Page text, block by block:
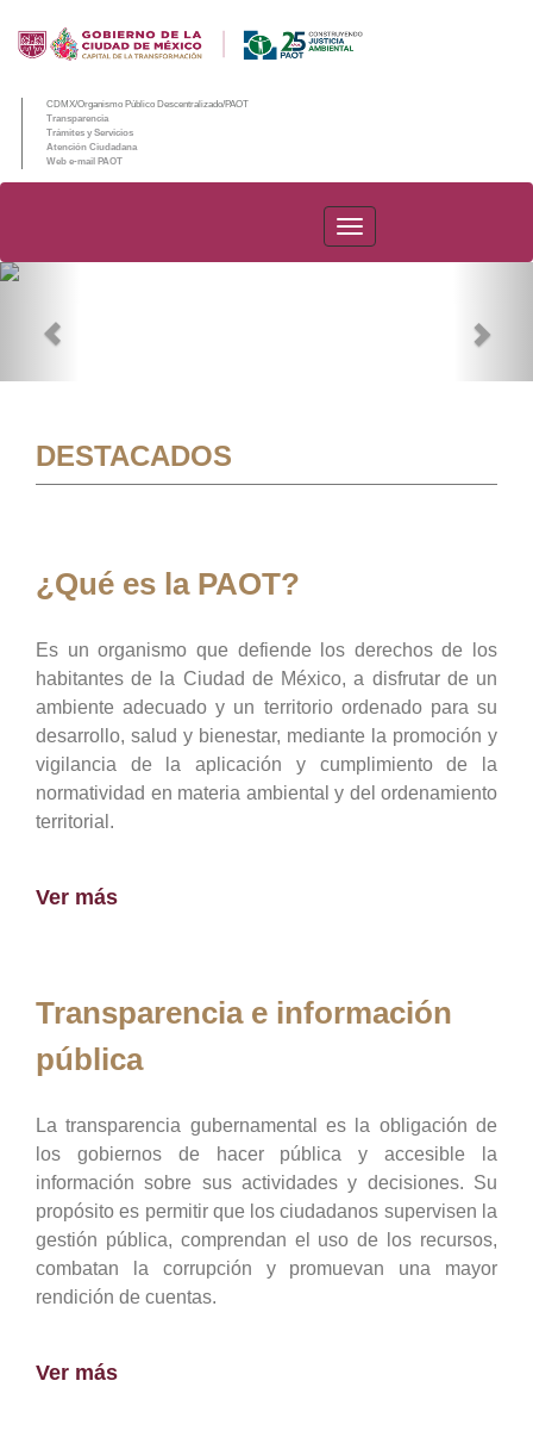
CDMX/Organismo Público Descentralizado/PAOT
Transparencia
Trámites y Servicios
Atención Ciudadana
Web e-mail PAOT
PAOT
DESTACADOS
¿Qué es la PAOT?
Es un organismo que defiende los derechos de los
habitantes de la Ciudad de México, a disfrutar de un
ambiente adecuado y un territorio ordenado para su
desarrollo, salud y bienestar, mediante la promoción y
vigilancia de la aplicación y cumplimiento de la
normatividad en materia ambiental y del ordenamiento
territorial.
Ver más
Transparencia e información
pública
La transparencia gubernamental es la obligación de
los gobiernos de hacer pública y accesible la
información sobre sus actividades y decisiones. Su
propósito es permitir que los ciudadanos supervisen la
gestión pública, comprendan el uso de los recursos,
combatan la corrupción y promuevan una mayor
rendición de cuentas.
Ver más